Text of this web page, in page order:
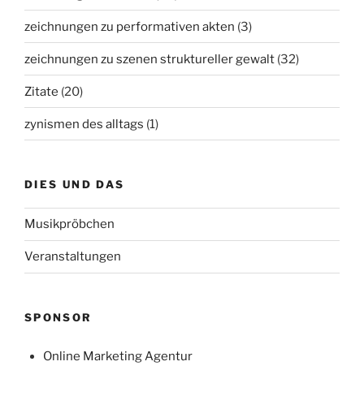
zeichnungen zu performativen akten (3)
zeichnungen zu szenen struktureller gewalt (32)
Zitate (20)
zynismen des alltags (1)
DIES UND DAS
Musikpröbchen
Veranstaltungen
SPONSOR
Online Marketing Agentur